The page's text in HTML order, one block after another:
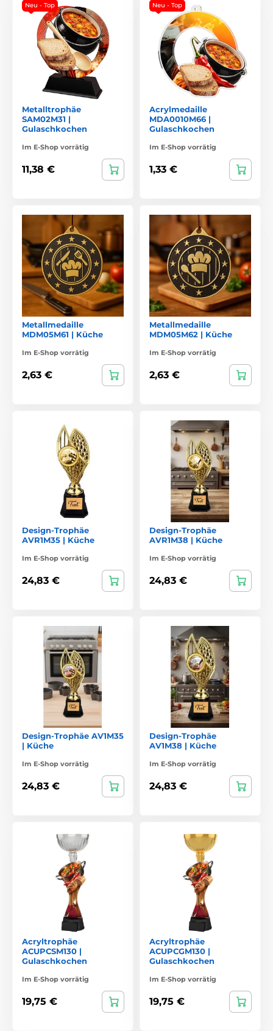
Neu - Top
Metalltrophäe
SAM02M31 |
Gulaschkochen
Im E-Shop vorrätig
11,38 €
Neu - Top
Acrylmedaille
MDA0010M66 |
Gulaschkochen
Im E-Shop vorrätig
1,33 €
Metallmedaille
MDM05M61 | Küche
Im E-Shop vorrätig
2,63 €
Metallmedaille
MDM05M62 | Küche
Im E-Shop vorrätig
2,63 €
Design-Trophäe
AVR1M35 | Küche
Im E-Shop vorrätig
24,83 €
Design-Trophäe
AVR1M38 | Küche
Im E-Shop vorrätig
24,83 €
Design-Trophäe AV1M35
| Küche
Im E-Shop vorrätig
24,83 €
Design-Trophäe
AV1M38 | Küche
Im E-Shop vorrätig
24,83 €
Acryltrophäe
ACUPCSM130 |
Gulaschkochen
Im E-Shop vorrätig
19,75 €
Acryltrophäe
ACUPCGM130 |
Gulaschkochen
Im E-Shop vorrätig
19,75 €